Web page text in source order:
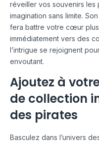
réveiller vos souvenirs les
imagination sans limite.
fera battre votre cœur
immédiatement vers des
l’intrigue se rejoignent
envoutant.
Ajoutez à
de collection
des pirates
Basculez dans l’univers